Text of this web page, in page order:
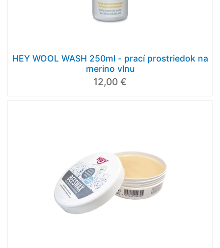
HEY WOOL WASH 250ml - prací prostriedok na
merino vlnu
12,00 €